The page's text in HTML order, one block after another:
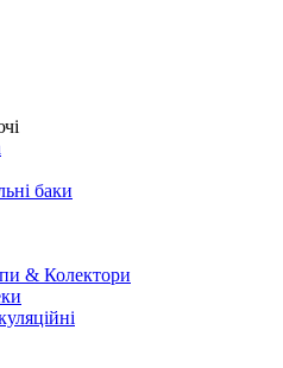
баки
& Колектори